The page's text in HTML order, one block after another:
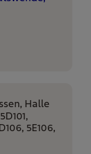
Halle
5E106,